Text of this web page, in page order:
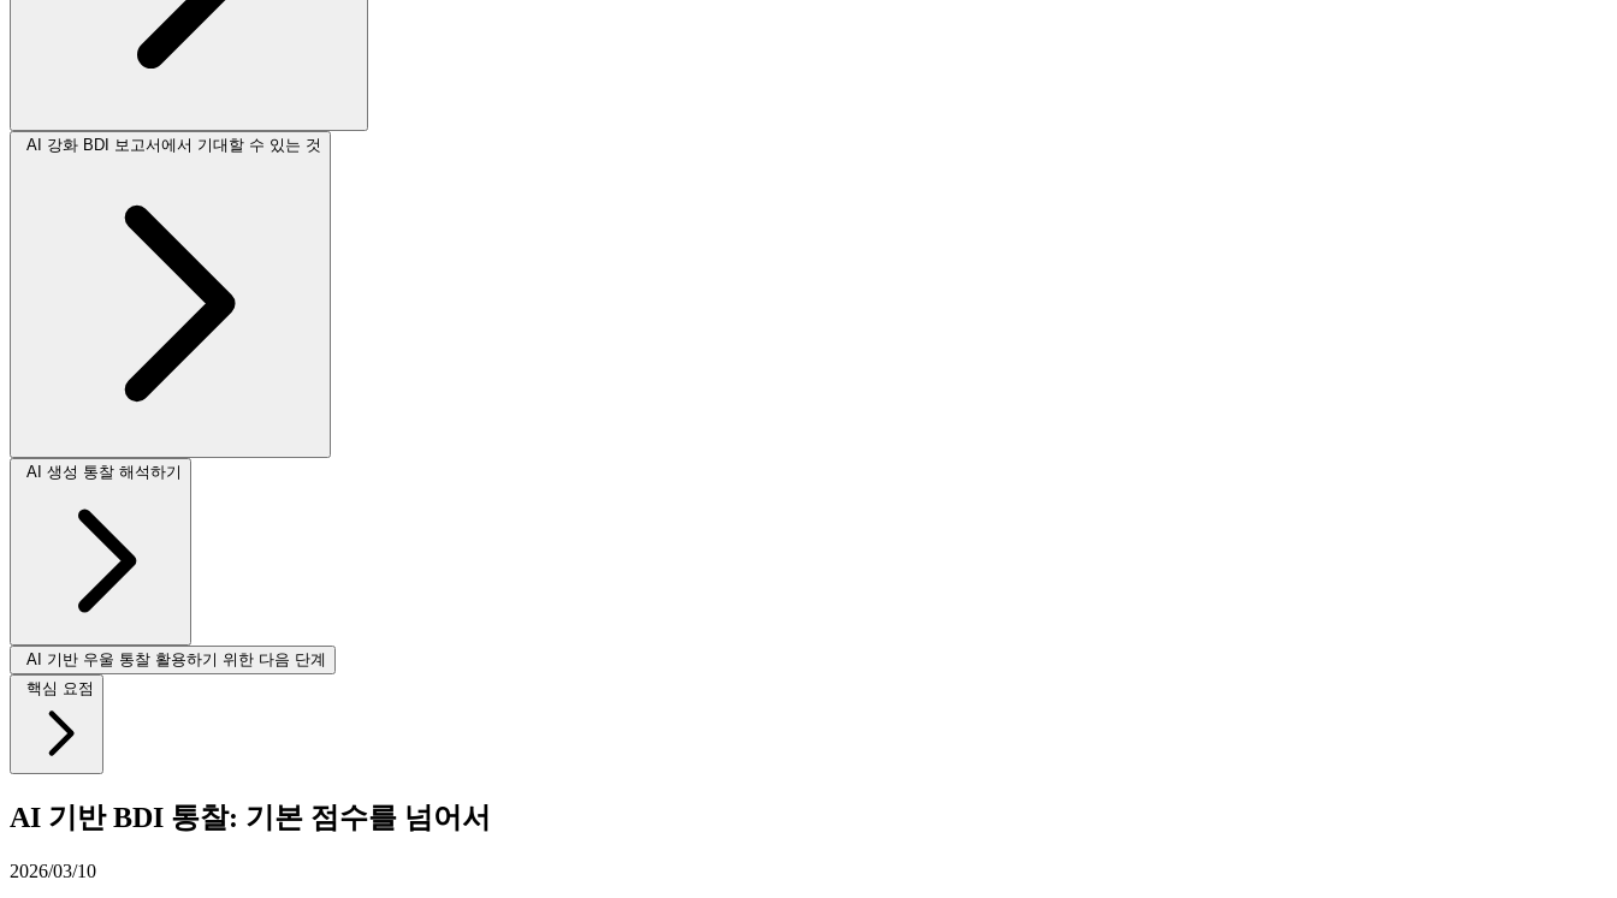
AI 강화 BDI 보고서에서 기대할 수 있는 것
AI 생성 통찰 해석하기
AI 기반 우울 통찰 활용하기 위한 다음 단계
핵심 요점
AI 기반 BDI 통찰: 기본 점수를 넘어서
2026/03/10